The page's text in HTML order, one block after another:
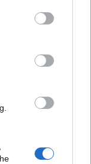
paurosa
a molte
una nave vi
dove si
la